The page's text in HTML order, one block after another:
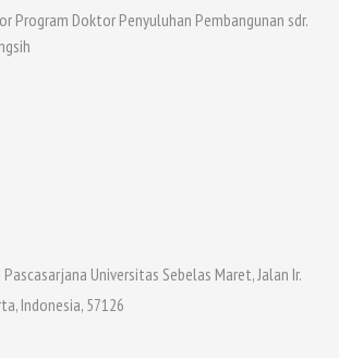
Program Doktor Penyuluhan Pembangunan sdr.
Universitas Sebelas Maret, Jalan Ir.
Indonesia, 57126